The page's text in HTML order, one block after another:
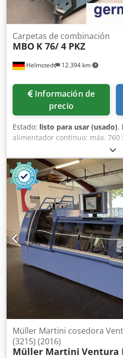
Helmstedt 12.394 km
Carpetas de combinación
MBO K 76/ 4 PKZ
Información de
precio
Estado: listo para usar (usado),
alimentador continuo: máx. 760
mm Dimensiones con pliegue
mm Dimensiones con pliegue
300 mm Dimensiones con
300 x 400 mm Velocidad: máx.
Alimentador: • alimentador
Primera unidad de pliegue
ejes de corte montados en la
reducción de ruido Primera
• cuchilla de pliegue transversal
pliegue transversal: Csdpfxjd N
pliegue transversal izquierda y
estándar: • 1 juego de
diagramas eléctricos •
limpio Disponible: •
Müller Martini cosedora
(3215) (2016)
Müller Martini Ventura